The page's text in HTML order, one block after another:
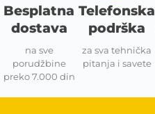
Besplatna
dostava
na sve
porudžbine
preko 7.000 din
Telefonska
podrška
za sva tehnička
pitanja i savete